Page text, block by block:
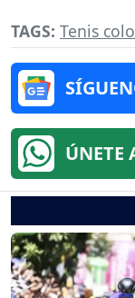
TAGS: Tenis
ÚNETE